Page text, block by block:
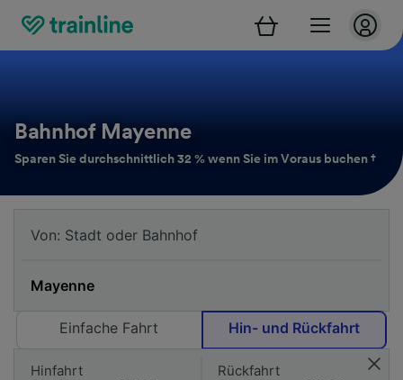
Bahnhof Mayenne
Sparen Sie durchschnittlich 32 % wenn Sie im Voraus buchen †
Einfache Fahrt Hin- und Rückfahrt
Hinfahrt Rückfahrt